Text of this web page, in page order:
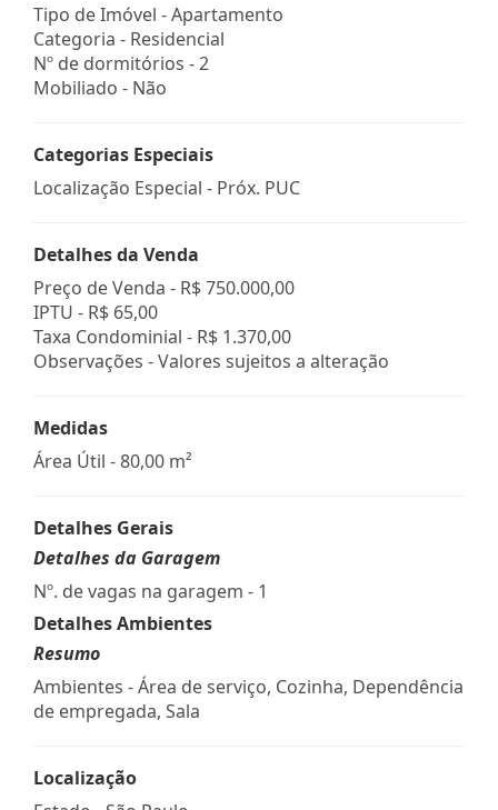
Tipo de Imóvel - Apartamento
Categoria - Residencial
Nº de dormitórios - 2
Mobiliado - Não
Categorias Especiais
Localização Especial - Próx. PUC
Detalhes da Venda
Preço de Venda - R$ 750.000,00
IPTU - R$ 65,00
Taxa Condominial - R$ 1.370,00
Observações - Valores sujeitos a alteração
Medidas
Área Útil - 80,00 m²
Detalhes Gerais
Detalhes da Garagem
Nº. de vagas na garagem - 1
Detalhes Ambientes
Resumo
Ambientes - Área de serviço, Cozinha, Dependência
de empregada, Sala
Localização